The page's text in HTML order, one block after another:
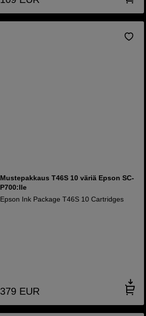
Mustepakkaus T46S 10 väriä Epson SC-
P700:lle
Epson Ink Package T46S 10 Cartridges
379 EUR